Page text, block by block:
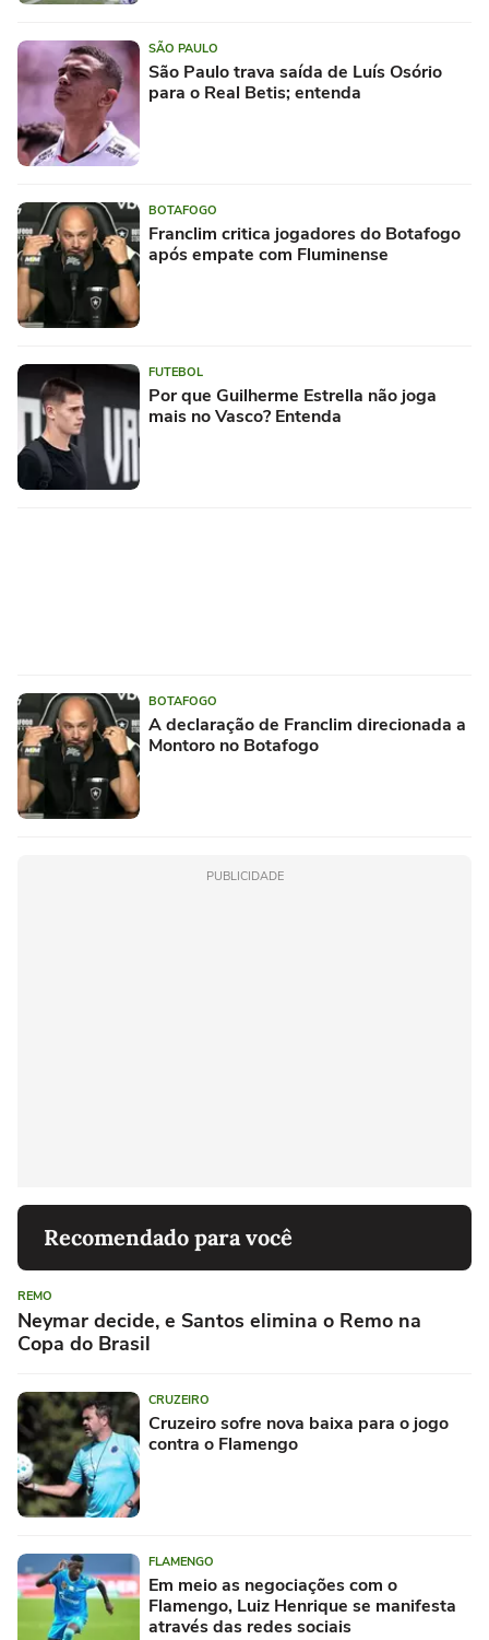
SÃO PAULO
São Paulo trava saída de Luís Osório
para o Real Betis; entenda
BOTAFOGO
Franclim critica jogadores do Botafogo
após empate com Fluminense
FUTEBOL
Por que Guilherme Estrella não joga
mais no Vasco? Entenda
BOTAFOGO
A declaração de Franclim direcionada a
Montoro no Botafogo
PUBLICIDADE
Recomendado para você
REMO
Neymar decide, e Santos elimina o Remo na
Copa do Brasil
CRUZEIRO
Cruzeiro sofre nova baixa para o jogo
contra o Flamengo
FLAMENGO
Em meio as negociações com o
Flamengo, Luiz Henrique se manifesta
através das redes sociais